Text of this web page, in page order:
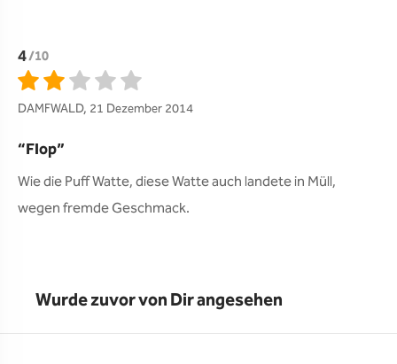
4/10
DAMFWALD, 21 Dezember 2014
Flop
Wie die Puff Watte, diese Watte auch landete in Müll,
wegen fremde Geschmack.
Wurde zuvor von Dir angesehen